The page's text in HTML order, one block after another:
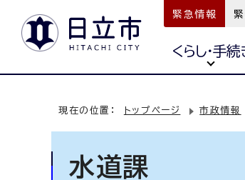
緊急情報
くらし・手続
現在の位置： トップページ 市政情報
水道課